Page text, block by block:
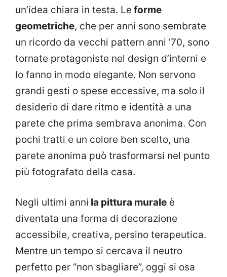
un’idea chiara in testa. Le forme
geometriche, che per anni sono sembrate
un ricordo da vecchi pattern anni ’70, sono
tornate protagoniste nel design d’interni e
lo fanno in modo elegante. Non servono
grandi gesti o spese eccessive, ma solo il
desiderio di dare ritmo e identità a una
parete che prima sembrava anonima. Con
pochi tratti e un colore ben scelto, una
parete anonima può trasformarsi nel punto
più fotografato della casa.
Negli ultimi anni la pittura murale è
diventata una forma di decorazione
accessibile, creativa, persino terapeutica.
Mentre un tempo si cercava il neutro
perfetto per “non sbagliare”, oggi si osa